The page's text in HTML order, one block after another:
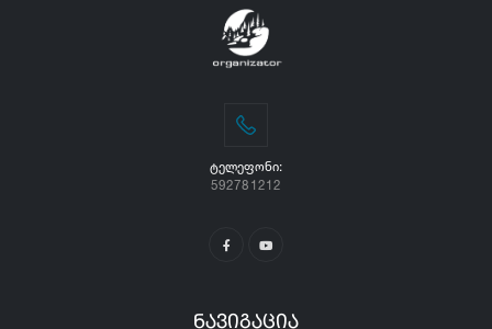
ᲢᲔᲚᲔᲤᲝᲜᲘ:
592781212
ნავიგაცია